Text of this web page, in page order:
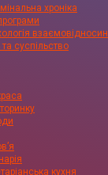
хроніка
взаємовідносин
суспільство
кухня